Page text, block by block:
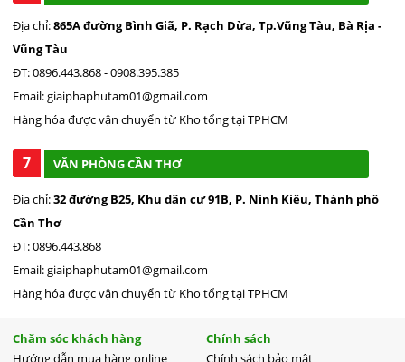
Địa chỉ:865A đường Bình Giã, P. Rạch Dừa, Tp.Vũng Tàu, Bà Rịa -
Vũng Tàu
ĐT: 0896.443.868 - 0908.395.385
Email: giaiphaphutam01@gmail.com
Hàng hóa được vận chuyển từ Kho tổng tại TPHCM
7 VĂN PHÒNG CẦN THƠ
Địa chỉ:32 đường B25, Khu dân cư 91B, P. Ninh Kiều, Thành phố
Cần Thơ
ĐT: 0896.443.868
Email: giaiphaphutam01@gmail.com
Hàng hóa được vận chuyển từ Kho tổng tại TPHCM
Chăm sóc khách hàng
Hướng dẫn mua hàng online
Chính sách
Chính sách bảo mật